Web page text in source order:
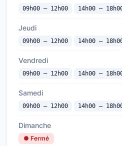
09h00 — 12h00 14h00 —
Jeudi
09h00 — 12h00 14h00 —
Vendredi
09h00 — 12h00 14h00 —
Samedi
09h00 — 12h00 14h00 —
Dimanche
● Fermé